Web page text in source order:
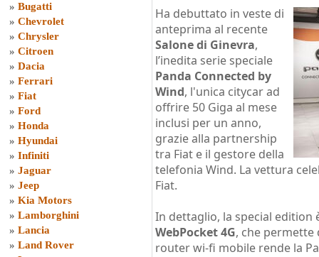
» Bugatti
» Chevrolet
» Chrysler
» Citroen
» Dacia
» Ferrari
» Fiat
» Ford
» Honda
» Hyundai
» Infiniti
» Jaguar
» Jeep
» Kia Motors
» Lamborghini
» Lancia
» Land Rover
Ha debuttato in veste di
anteprima al recente
Salone di Ginevra,
l’inedita serie speciale
Panda Connected by
Wind, l'unica citycar ad
offrire 50 Giga al mese
inclusi per un anno,
grazie alla partnership
tra Fiat e il gestore della
telefonia Wind. La vettura
Fiat.
In dettaglio, la special edition
WebPocket 4G, che permette
router wi-fi mobile rende la